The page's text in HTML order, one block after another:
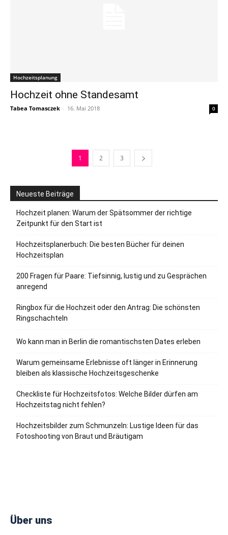
Hochzeitsplanung
Hochzeit ohne Standesamt
Tabea Tomasczek - 16. Mai 2018 0
1 2 3
Neueste Beiträge
Hochzeit planen: Warum der Spätsommer der richtige
Zeitpunkt für den Start ist
Hochzeitsplanerbuch: Die besten Bücher für deinen
Hochzeitsplan
200 Fragen für Paare: Tiefsinnig, lustig und zu Gesprächen
anregend
Ringbox für die Hochzeit oder den Antrag: Die schönsten
Ringschachteln
Wo kann man in Berlin die romantischsten Dates erleben
Warum gemeinsame Erlebnisse oft länger in Erinnerung
bleiben als klassische Hochzeitsgeschenke
Checkliste für Hochzeitsfotos: Welche Bilder dürfen am
Hochzeitstag nicht fehlen?
Hochzeitsbilder zum Schmunzeln: Lustige Ideen für das
Fotoshooting von Braut und Bräutigam
Über uns